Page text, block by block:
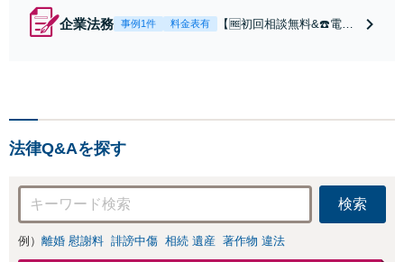
企業法務 事例1件 料金表有
【🆓初回相談無料&☎️電話
法律Q&Aを探す
検索
例） 離婚 慰謝料 誹謗中傷 相続 遺産 著作物 違法